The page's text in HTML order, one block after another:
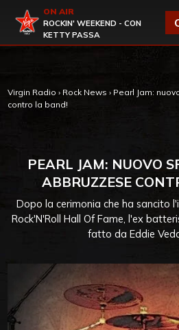
Virgin Radio
ON AIR
ROCKIN' WEEKEND - CON
KETTY PASSA
Virgin Radio › Rock News › Pearl Jam:
contro la band!
PEARL JAM: NUOVO
ABBRUZZESE
Dopo la cerimonia che ha sancito
Rock'N'Roll Hall Of Fame, l'ex
fatto da Eddie